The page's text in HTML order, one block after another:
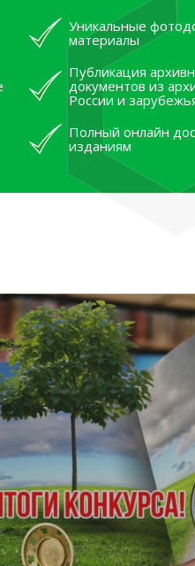
Уникальные
материалы
Публикация
документов из
России и
Полный онлайн
изданиям
рассказали об